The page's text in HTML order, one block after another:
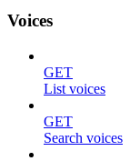
Voices
GET
List voices
GET
Search voices